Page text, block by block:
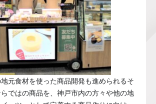
元食材を使った商品開発も進められるそ
ではの商品を、神戸市内の方々や他の地